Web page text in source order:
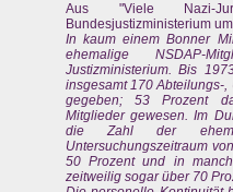
Aus "Viele Nazi-
Bundesjustizministerium
In kaum einem Bonner
ehemalige NSDAP-
Justizministerium. Bis
insgesamt 170 Abteilungs-
gegeben; 53 Prozent
Mitglieder gewesen. Im
die Zahl der
Untersuchungszeitraum
50 Prozent und in
zeitweilig sogar über 70